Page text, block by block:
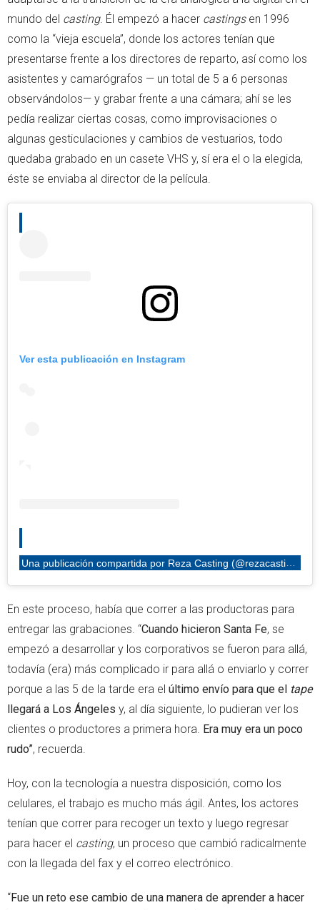
mundo del casting. Él empezó a hacer castingsen 1996
como la “vieja escuela”, donde los actores tenían que
presentarse frente a los directores de reparto, así como los
asistentes y camarógrafos — un total de 5 a 6 personas
observándolos— y grabar frente a una cámara; ahí se les
pedía realizar ciertas cosas, como improvisaciones o
algunas gesticulaciones y cambios de vestuarios, todo
quedaba grabado en un casete VHS y, sí era el o la elegida,
éste se enviaba al director de la película.
Ver esta publicación en Instagram
Una publicación compartida por Reza Casting (@rezacasting)
En este proceso, había que correr a las productoras para
entregar las grabaciones. “Cuando hicieron Santa Fe, se
empezó a desarrollar y los corporativos se fueron para allá,
todavía (era) más complicado ir para allá o enviarlo y correr
porque a las 5 de la tarde era el último envío para que el tape
llegará a Los Ángeles y, al día siguiente, lo pudieran ver los
clientes o productores a primera hora. Era muy era un poco
rudo”, recuerda.
Hoy, con la tecnología a nuestra disposición, como los
celulares, el trabajo es mucho más ágil. Antes, los actores
tenían que correr para recoger un texto y luego regresar
para hacer el casting, un proceso que cambió radicalmente
con la llegada del fax y el correo electrónico.
“Fue un reto ese cambio de una manera de aprender a hacer